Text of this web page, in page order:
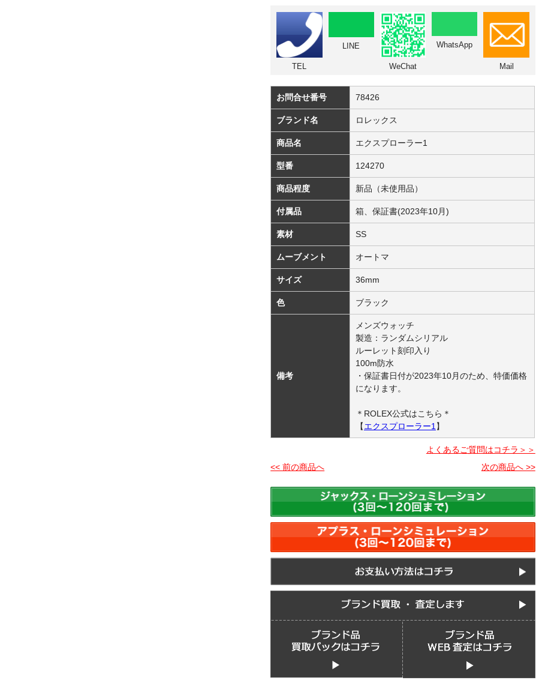
TEL
LINE
WeChat
WhatsApp
Mail
お問合せ番号 78426
ブランド名 ロレックス
商品名 エクスプローラー1
型番 124270
商品程度 新品（未使用品）
付属品 箱、保証書(2023年10月)
素材 SS
ムーブメント オートマ
サイズ 36mm
色 ブラック
備考
メンズウォッチ
製造：ランダムシリアル
ルーレット刻印入り
100m防水
・保証書日付が2023年10月のため、特価価格
になります。
＊ROLEX公式はこちら＊
【エクスプローラー1 】
よくあるご質問はコチラ＞＞
<< 前の商品へ
次の商品へ >>